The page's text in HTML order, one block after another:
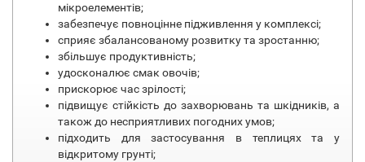
мікроелементів;
забезпечує повноцінне підживлення у комплексі;
сприяє збалансованому розвитку та зростанню;
збільшує продуктивність;
удосконалює смак овочів;
прискорює час зрілості;
підвищує стійкість до захворювань та шкідників, а
також до несприятливих погодних умов;
підходить для застосування в теплицях та у
відкритому грунті;